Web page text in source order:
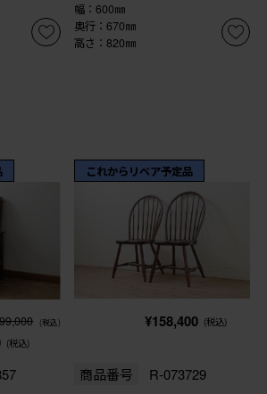
幅：600㎜
奥行：670㎜
高さ：820㎜
(税込)
(税込)
これからリペア予定品
¥158,400 (税込)
商品番号 R-073729